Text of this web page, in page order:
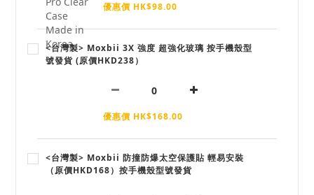
優惠價 HK$98.00
<台灣製> Moxbii 3X 強度 超強化玻璃 按手機殼型
號發貨 (原價HKD238）
優惠價 HK$168.00
<台灣製> Moxbii 防撞防爆太空保護貼 輕易安裝
（原價HKD168）按手機殼型號發貨